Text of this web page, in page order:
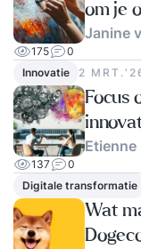
om je
Janine
175
0
Innovatie
2
Focus
Etienne
137
0
Digitale transformatie
Wat